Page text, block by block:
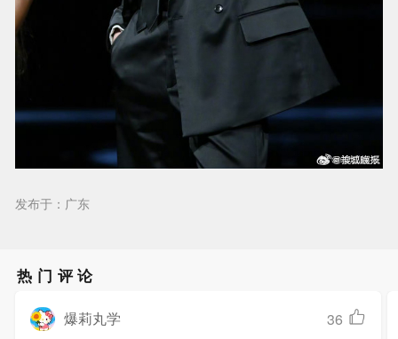
发布于：广东
热门评论
爆莉丸学 36